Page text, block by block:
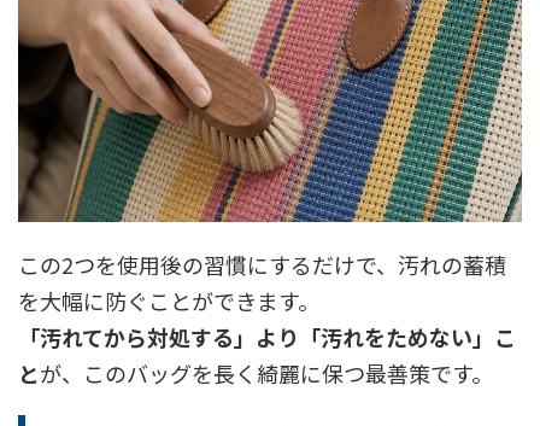
この2つを使用後の習慣にするだけで、汚れの蓄積
を大幅に防ぐことができます。
「汚れてから対処する」より「汚れをためない」こ
とが、このバッグを長く綺麗に保つ最善策です。